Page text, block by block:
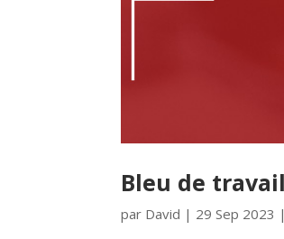
Bleu de
par David | 29 Sep 2023 |